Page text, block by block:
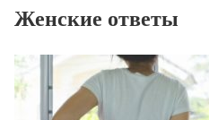
Женские ответы